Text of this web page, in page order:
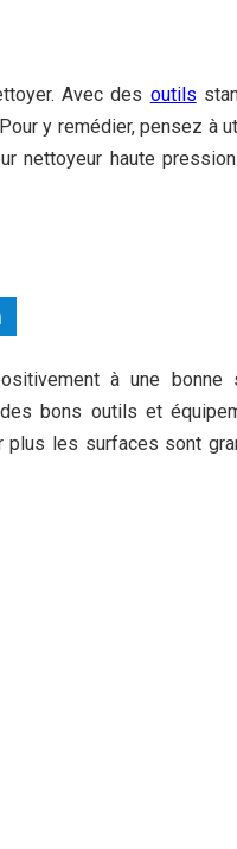
Avec des outils
y remédier, pensez à
nettoyeur haute
à une bonne
bons outils et
plus les surfaces sont